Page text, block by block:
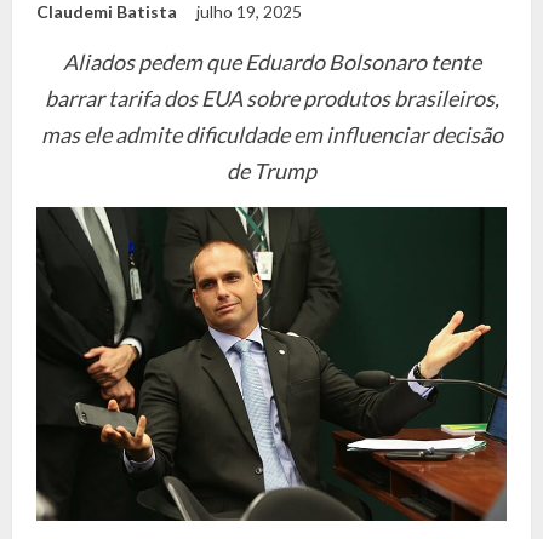
Claudemi Batista julho 19, 2025
Aliados pedem que Eduardo Bolsonaro tente
barrar tarifa dos EUA sobre produtos brasileiros,
mas ele admite dificuldade em influenciar decisão
de Trump